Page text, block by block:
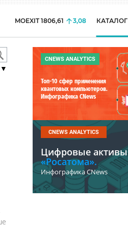
MOEXIT 1806,61 3,08 КАТАЛОГ
CNEWS ANALYTICS
Топ-10 сфер применения
квантовых компьютеров.
Инфографика CNews
CNEWS ANALYTICS
Цифровые активы
«Росатома».
Инфографика CNews